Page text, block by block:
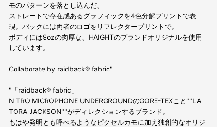
モのパターンを落とし込んだ、
ストレートで存在感あるグラフィックを4色分解プリントで表
現。バックには両者のロゴをリフレクタープリントで。
ボディには9ozの肉厚な、HAIGHTのブランドオリジナルを使用
しています。
Collaborate by raidback®️ fabric"
"「raidback®️ fabric」
NITRO MICROPHONE UNDERGROUNDのGORE-TEXこと""LA
TORA JACKSON""がディレクションするブランド。
もはや発明とも呼べるようなピクセルカモに加え独創的なオリジ